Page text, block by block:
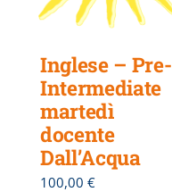
Inglese – Pre-
Intermediate
martedì
docente
Dall’Acqua
100,00 €